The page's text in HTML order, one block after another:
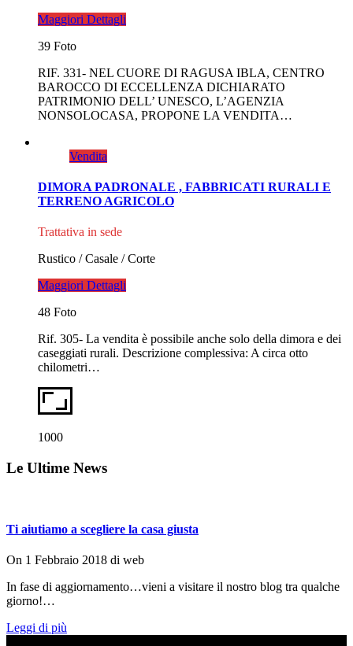
Maggiori Dettagli
39 Foto
RIF. 331- NEL CUORE DI RAGUSA IBLA, CENTRO
BAROCCO DI ECCELLENZA DICHIARATO
PATRIMONIO DELL’ UNESCO, L’AGENZIA
NONSOLOCASA, PROPONE LA VENDITA…
Vendita
DIMORA PADRONALE , FABBRICATI RURALI E
TERRENO AGRICOLO
Trattativa in sede
Rustico / Casale / Corte
Maggiori Dettagli
48 Foto
Rif. 305- La vendita è possibile anche solo della dimora e dei
caseggiati rurali. Descrizione complessiva: A circa otto
chilometri…
1000
Le Ultime News
Ti aiutiamo a scegliere la casa giusta
On 1 Febbraio 2018 di web
In fase di aggiornamento…vieni a visitare il nostro blog tra qualche
giorno!…
Leggi di più